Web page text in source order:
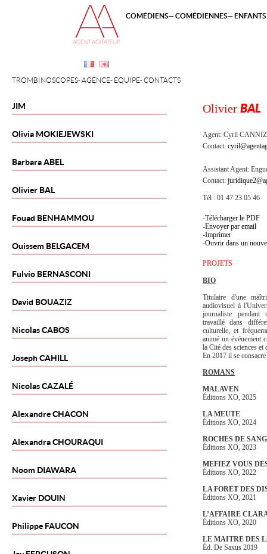
JIM
Olivia MOKIEJEWSKI
BarbaraABEL
Olivier BAL
Fouad BENHAMMOU
Ouissem BELGACEM
Fulvio BERNASCONI
David BOUAZIZ
NicolasCABOS
JosephCAHILL
NicolasCAZALÉ
AlexandreCHACON
AlexandraCHOURAQUI
Noom DIAWARA
Xavier DOUIN
Philippe FAUCON
TROMBINOSCOPES AGENCE ÉQUIPE CONTACTS
COMÉDIENS COMÉDIENNES
Olivier BAL
Agent: Cyril
Contact:
Assistant Agent:
Contact:
Tél : 01 47 23 05 46
Télécharger le PDF
Envoyer par email
Imprimer
Ouvrir dans un
PROJETS
BIO
Titulaire d'une
audiovisuel à
journaliste pendant
travaillé dans
culturelle, et
animé un événement
la Cité des sciences
En 2017 il se
ROMANS
MALAVEN
Éditions XO, 2025
LA MEUTE
Éditions XO, 2024
ROCHES DE SANG
Éditions XO, 2023
MEFIEZ VOUS
Éditions XO, 2022
LA FORET DES
Éditions XO, 2021
L’AFFAIRE
Éditions XO, 2020
LE MAITRE DES
Éd. De Saxus 2019